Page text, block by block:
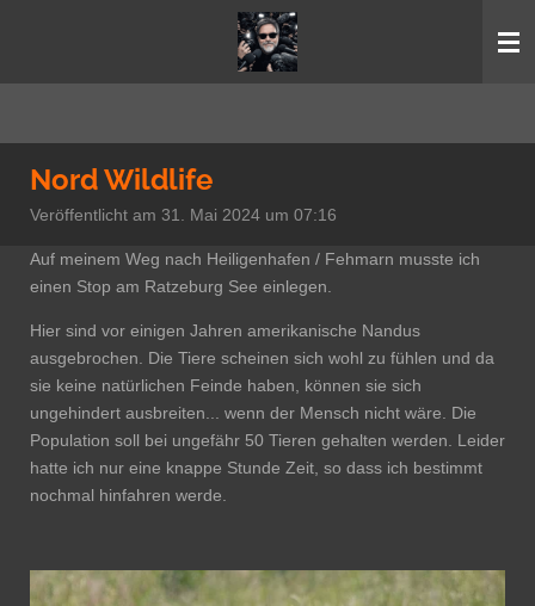
Nord Wildlife
Veröffentlicht am 31. Mai 2024 um 07:16
Auf meinem Weg nach Heiligenhafen / Fehmarn musste ich
einen Stop am Ratzeburg See einlegen.
Hier sind vor einigen Jahren amerikanische Nandus
ausgebrochen. Die Tiere scheinen sich wohl zu fühlen und da
sie keine natürlichen Feinde haben, können sie sich
ungehindert ausbreiten... wenn der Mensch nicht wäre. Die
Population soll bei ungefähr 50 Tieren gehalten werden. Leider
hatte ich nur eine knappe Stunde Zeit, so dass ich bestimmt
nochmal hinfahren werde.